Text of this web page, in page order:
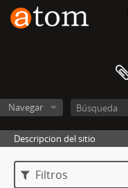
Navegar
Descripcion del sitio
Filtros